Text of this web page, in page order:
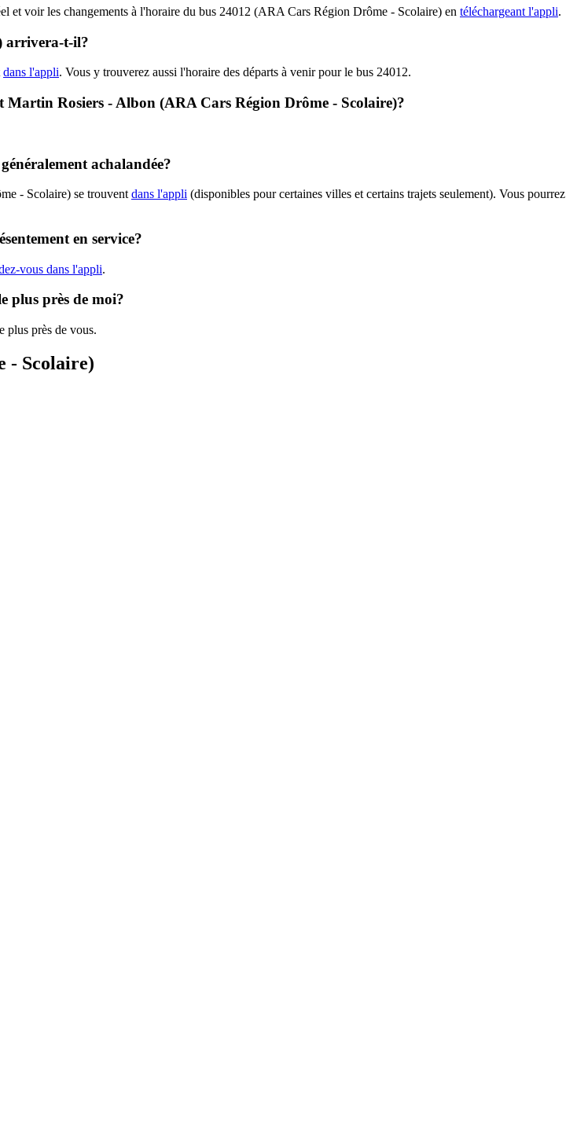
et voir les changements à l'horaire du bus 24012 (ARA Cars Région Drôme - Scolaire) en téléchargeant l'appli.
arrivera-t-il?
dans l'appli. Vous y trouverez aussi l'horaire des départs à venir pour le bus 24012.
Rosiers - Albon (ARA Cars Région Drôme - Scolaire)?
achalandée?
- Scolaire) se trouvent dans l'appli (disponibles pour certaines villes et certains trajets seulement). Vous pourrez
en service?
vous dans l'appli.
plus près de moi?
plus près de vous.
- Scolaire)